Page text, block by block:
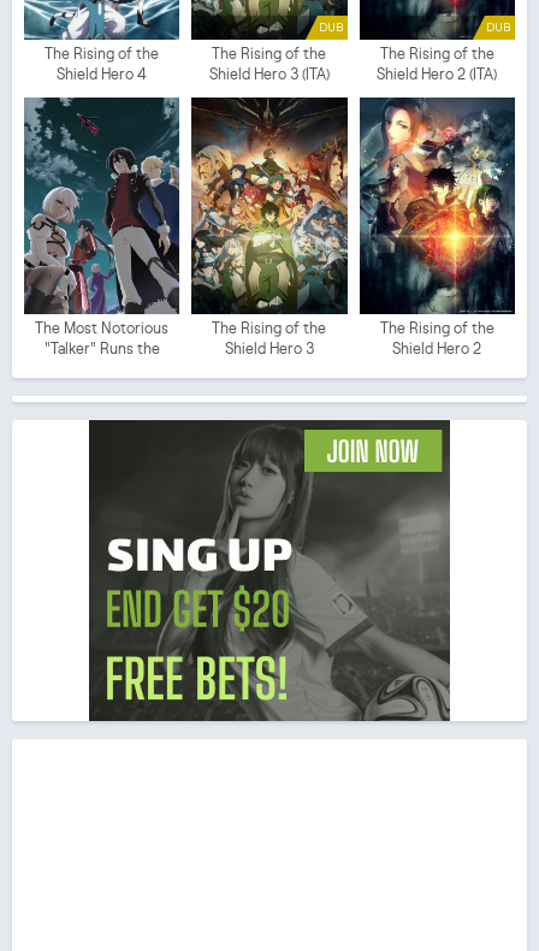
The Rising of the
Shield Hero 4
DUB
The Rising of the
Shield Hero 3 (ITA)
DUB
The Rising of the
Shield Hero 2 (ITA)
The Most Notorious
"Talker" Runs the
The Rising of the
Shield Hero 3
The Rising of the
Shield Hero 2